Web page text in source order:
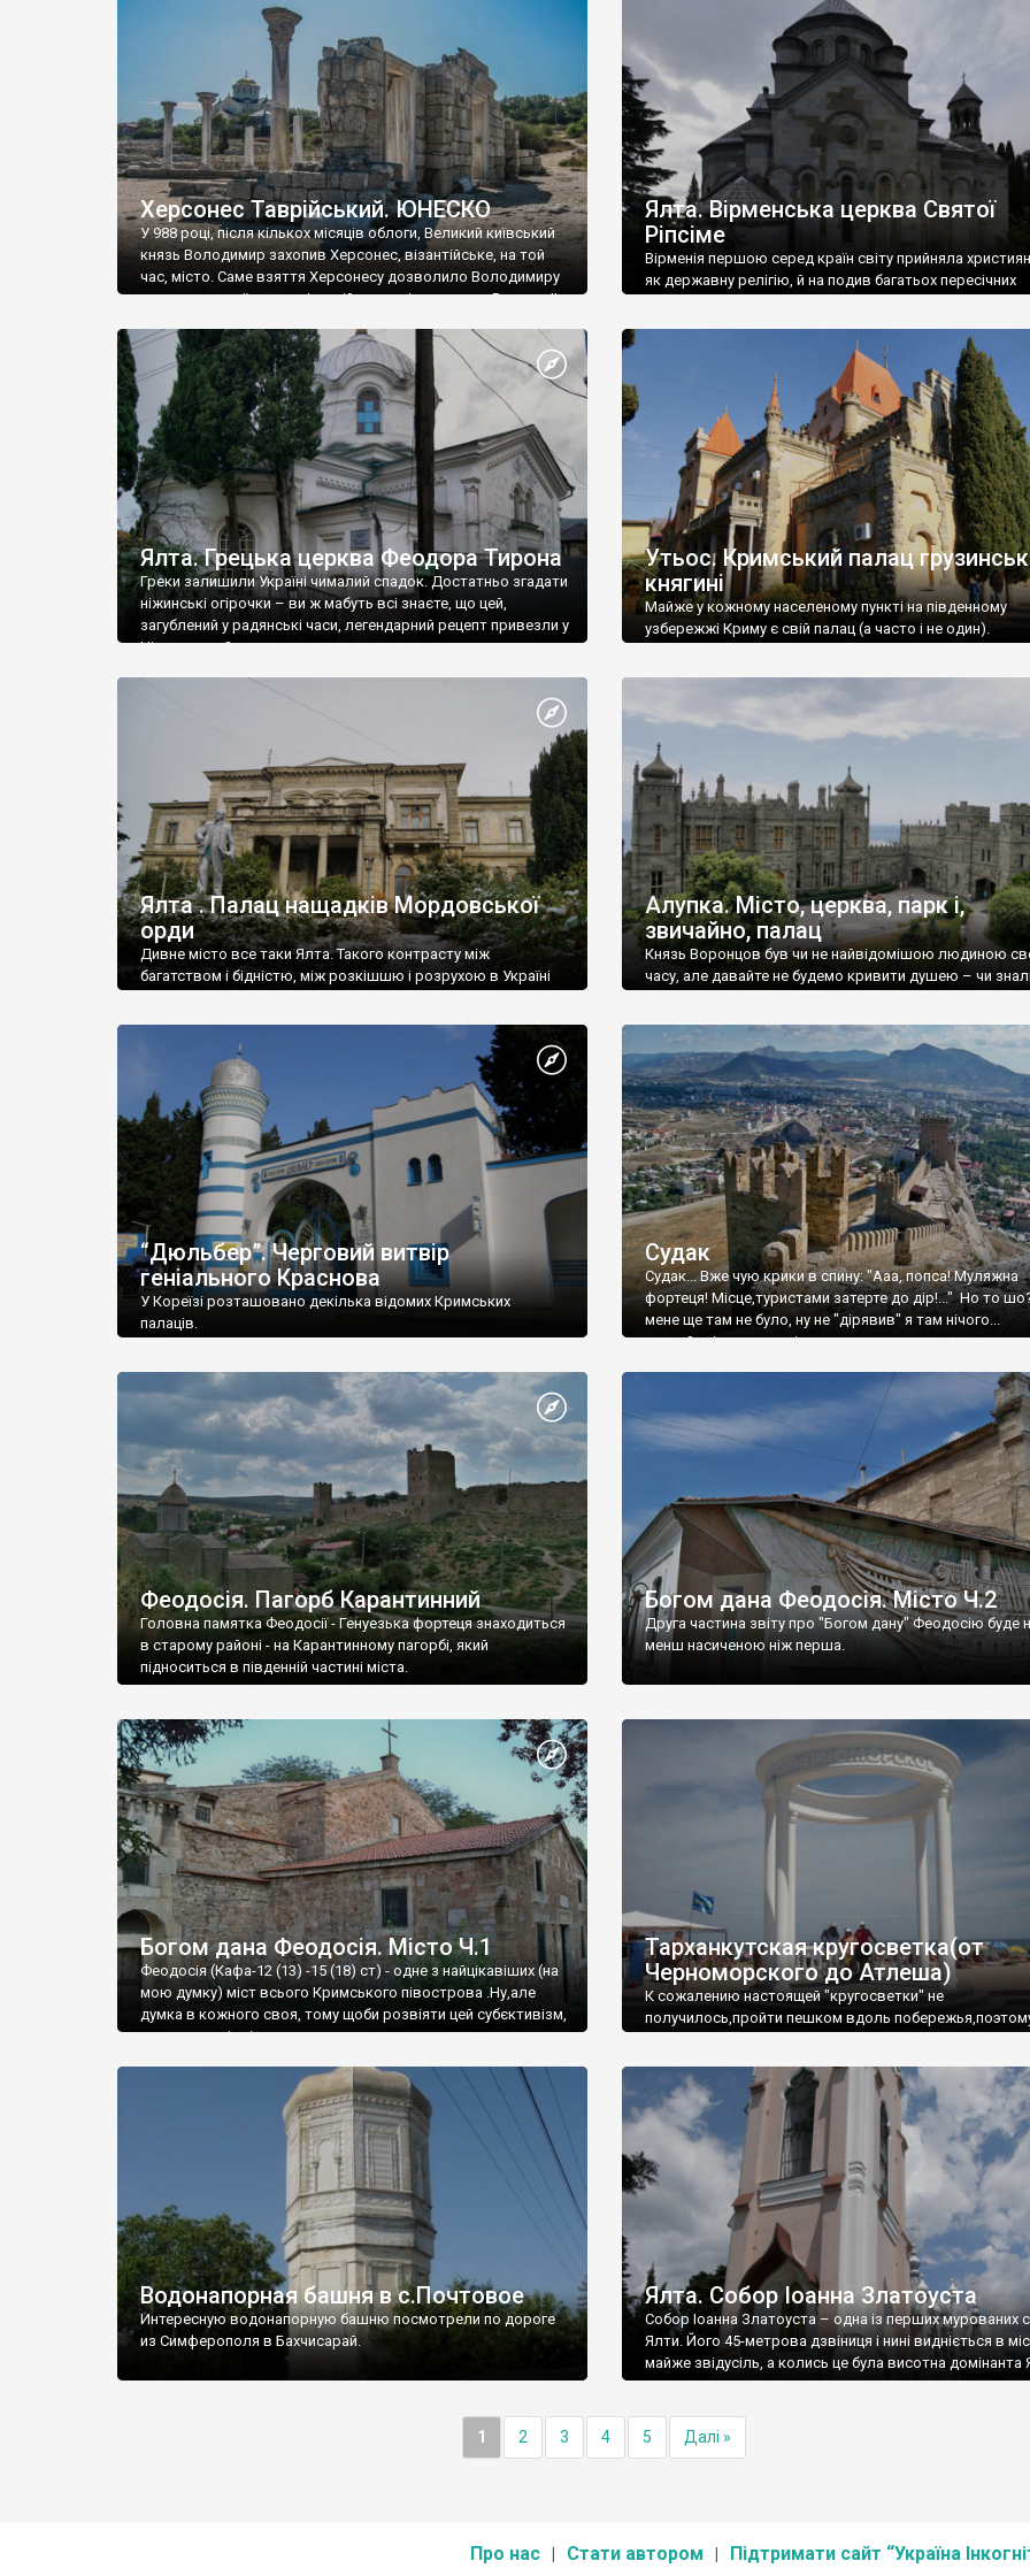
візантійської доби. Раритети викрадені з фондів об’єкту
культурної спадщини ЮНЕСКО «Херсонеса Таврійського».
Офіційно – на виставку «Золото Візантії», але експерти та
влада в Україні вважають це лише […]
називаються «повстяками» (postaki)…” “Вино. Крим
виробляє відмінне вино і його вдосталь: воно все
легке біле і дуже […]
Херсонес Таврійський. ЮНЕСКО
У 988 році, після кількох місяців облоги, Великий київський
князь Володимир захопив Херсонес, візантійське, на той
час, місто. Саме взяття Херсонесу дозволило Володимиру
диктувати свої умови візантійському імператору Василю ІІ,
Херсонесі Володимир-язичник, став Василем-
християнином. А потім було Хрещення Русі. На честь
Херсонесу Таврійського названо місто […]
Ялта. Вірменська церква Святої
Ріпсіме
Вірменія першою серед країн світу прийняла
як державну релігію, й на подив багатьох пересічних
Ялта. Грецька церква Феодора Тирона
Греки залишили Україні чималий спадок. Достатньо згадати
ніжинські огірочки – ви ж мабуть всі знаєте, що цей,
загублений у радянські часи, легендарний рецепт привезли у
Ніжин греки?
Утьос. Кримський палац
княгині
Майже у кожному населеному пункті на південному
узбережжі Криму є свій палац (а часто і не один).
Ялта . Палац нащадків Мордовської
орди
Дивне місто все таки Ялта. Такого контрасту між
багатством і бідністю, між розкішшю і розрухою в Україні
Алупка. Місто, церква, парк і,
звичайно, палац
Князь Воронцов був чи не найвідомішою людиною
часу, але давайте не будемо кривити душею – чи
“Дюльбер”. Черговий витвір
геніального Краснова
У Кореїзі розташовано декілька відомих Кримських
палаців.
Судак
Судак... Вже чую крики в спину: "Ааа, попса! Муляжна
фортеця! Місце,туристами затерте до дір!..." Но то
мене ще там не було, ну не "дірявив" я там нічого...
принаймні до цього літа.
Феодосія. Пагорб Карантинний
Головна памятка Феодосії - Генуезька фортеця знаходиться
в старому районі - на Карантинному пагорбі, який
підноситься в південній частині міста.
Богом дана Феодосія. Місто Ч.2
Друга частина звіту про "Богом дану" Феодосію буде
менш насиченою ніж перша.
Богом дана Феодосія. Місто Ч.1
Феодосія (Кафа-12 (13) -15 (18) ст) - одне з найцікавіших (на
мою думку) міст всього Кримського півострова .Ну,але
думка в кожного своя, тому щоби розвіяти цей субєктивізм,
запрошую відвідати це
Тарханкутская кругосветка(от
Черноморского до Атлеша)
К сожалению настоящей "кругосветки" не
получилось,пройти пешком вдоль
Водонапорная башня в с.Почтовое
Интересную водонапорную башню посмотрели по дороге
из Симферополя в Бахчисарай.
Ялта. Собор Іоанна Златоуста
Собор Іоанна Златоуста – одна із перших мурованих
Ялти. Його 45-метрова дзвіниця і нині видніється в
майже звідусіль, а колись це була висотна домінанта
1 2 3 4 5 Далі »
Про нас Стати автором Підтримати сайт “Україна